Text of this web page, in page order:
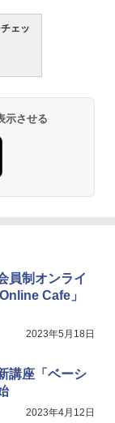
かき for Study
くもんの日本
ロジ
具 おもちゃ 4歳以
つひとつわかり
限定ケース版
最強ロボット決
こどもアウトプ
出版)
気教材を教える
機器
小さなカート -
ド、シンプルな
ギフトイベン
ースターディス
ェッ
示させる
員制オンライ
Cafe」
2023年5月18日
講座「ベーシ
2023年4月12日